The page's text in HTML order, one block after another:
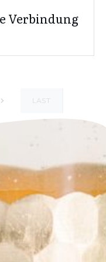
Verbindung
LAST